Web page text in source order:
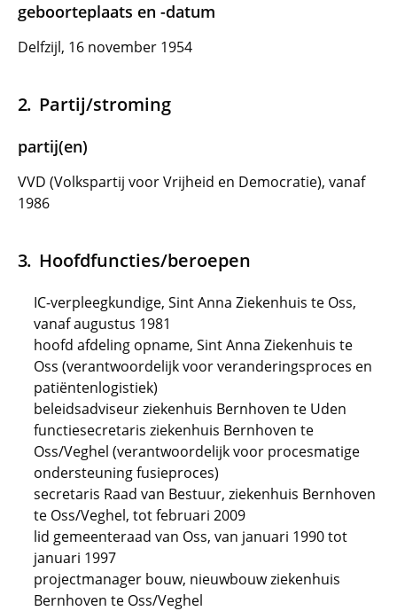
geboorteplaats en -datum
Delfzijl, 16 november 1954
Partij/stroming
partij(en)
VVD (Volkspartij voor Vrijheid en Democratie), vanaf
1986
Hoofdfuncties/beroepen
IC-verpleegkundige, Sint Anna Ziekenhuis te Oss,
vanaf augustus 1981
hoofd afdeling opname, Sint Anna Ziekenhuis te
Oss (verantwoordelijk voor veranderingsproces en
patiëntenlogistiek)
beleidsadviseur ziekenhuis Bernhoven te Uden
functiesecretaris ziekenhuis Bernhoven te
Oss/Veghel (verantwoordelijk voor procesmatige
ondersteuning fusieproces)
secretaris Raad van Bestuur, ziekenhuis Bernhoven
te Oss/Veghel, tot februari 2009
lid gemeenteraad van Oss, van januari 1990 tot
januari 1997
projectmanager bouw, nieuwbouw ziekenhuis
Bernhoven te Oss/Veghel